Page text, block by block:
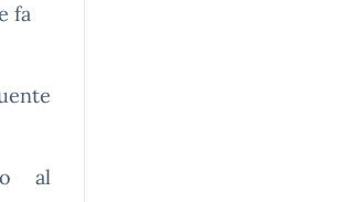
fa
al